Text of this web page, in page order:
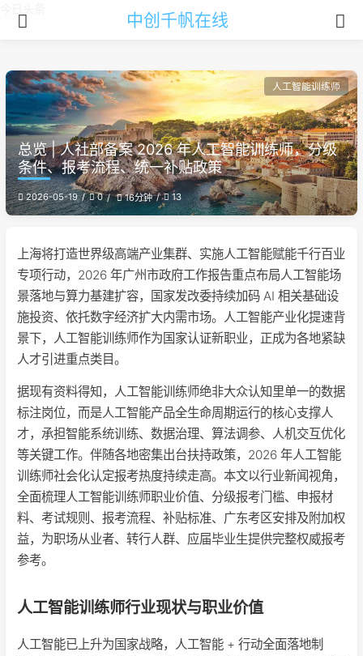
中创千帆在线
人工智能训练师
总览 | 人社部备案 2026 年人工智能训练师，分级
条件、报考流程、统一补贴政策
2026-05-19 0 16分钟 13
上海将打造世界级高端产业集群、实施人工智能赋能千行百业
专项行动，2026 年广州市政府工作报告重点布局人工智能场
景落地与算力基建扩容，国家发改委持续加码 AI 相关基础设
施投资、依托数字经济扩大内需市场。人工智能产业化提速背
景下，人工智能训练师作为国家认证新职业，正成为各地紧缺
人才引进重点类目。
据现有资料得知，人工智能训练师绝非大众认知里单一的数据
标注岗位，而是人工智能产品全生命周期运行的核心支撑人
才，承担智能系统训练、数据治理、算法调参、人机交互优化
等关键工作。伴随各地密集出台扶持政策，2026 年人工智能
训练师社会化认定报考热度持续走高。本文以行业新闻视角，
全面梳理人工智能训练师职业价值、分级报考门槛、申报材
料、考试规则、报考流程、补贴标准、广东考区安排及附加权
益，为职场从业者、转行人群、应届毕业生提供完整权威报考
参考。
人工智能训练师行业现状与职业价值
人工智能已上升为国家战略，人工智能 + 行动全面落地制